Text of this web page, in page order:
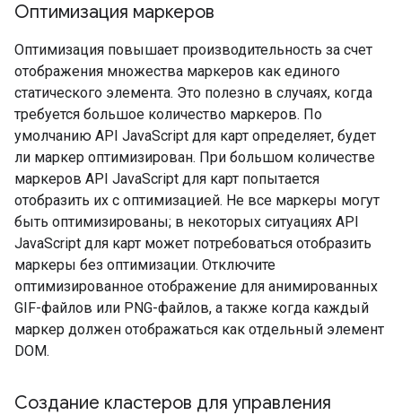
Оптимизация маркеров
Оптимизация повышает производительность за счет
отображения множества маркеров как единого
статического элемента. Это полезно в случаях, когда
требуется большое количество маркеров. По
умолчанию API JavaScript для карт определяет, будет
ли маркер оптимизирован. При большом количестве
маркеров API JavaScript для карт попытается
отобразить их с оптимизацией. Не все маркеры могут
быть оптимизированы; в некоторых ситуациях API
JavaScript для карт может потребоваться отобразить
маркеры без оптимизации. Отключите
оптимизированное отображение для анимированных
GIF-файлов или PNG-файлов, а также когда каждый
маркер должен отображаться как отдельный элемент
DOM.
Создание кластеров для управления